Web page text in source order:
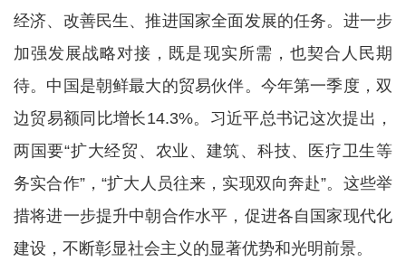
经济、改善民生、推进国家全面发展的任务。进一步
加强发展战略对接，既是现实所需，也契合人民期
待。中国是朝鲜最大的贸易伙伴。今年第一季度，双
边贸易额同比增长14.3%。习近平总书记这次提出，
两国要“扩大经贸、农业、建筑、科技、医疗卫生等
务实合作”，“扩大人员往来，实现双向奔赴”。这些举
措将进一步提升中朝合作水平，促进各自国家现代化
建设，不断彰显社会主义的显著优势和光明前景。